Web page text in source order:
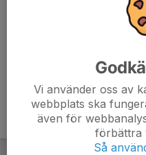
Vi använder oss av
webbplats ska
även för
förbättra
Så